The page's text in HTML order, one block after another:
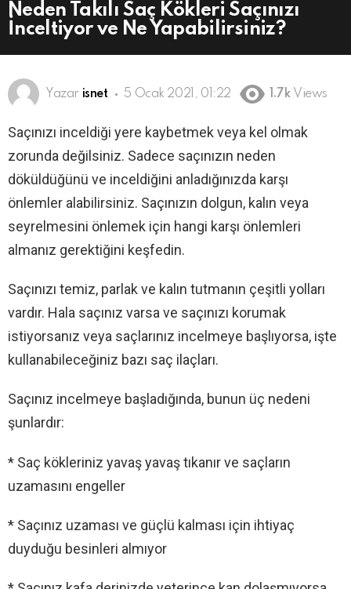
Neden Takılı Saç Kökleri Saçınızı
İnceltiyor ve Ne Yapabilirsiniz?
Yazar isnet 5 Ocak 2021, 01:22 1.7k Views
Saçınızı inceldiği yere kaybetmek veya kel olmak
zorunda değilsiniz. Sadece saçınızın neden
döküldüğünü ve inceldiğini anladığınızda karşı
önlemler alabilirsiniz. Saçınızın dolgun, kalın veya
seyrelmesini önlemek için hangi karşı önlemleri
almanız gerektiğini keşfedin.
Saçınızı temiz, parlak ve kalın tutmanın çeşitli yolları
vardır. Hala saçınız varsa ve saçınızı korumak
istiyorsanız veya saçlarınız incelmeye başlıyorsa, işte
kullanabileceğiniz bazı saç ilaçları.
Saçınız incelmeye başladığında, bunun üç nedeni
şunlardır:
* Saç kökleriniz yavaş yavaş tıkanır ve saçların
uzamasını engeller
* Saçınız uzaması ve güçlü kalması için ihtiyaç
duyduğu besinleri almıyor